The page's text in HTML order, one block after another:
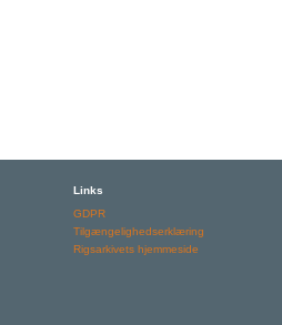
Links
GDPR
Tilgængelighedserklæring
Rigsarkivets hjemmeside